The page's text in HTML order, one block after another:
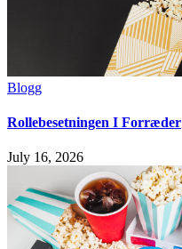
Blogg
Rollebesetningen I Forræder
July 16, 2026